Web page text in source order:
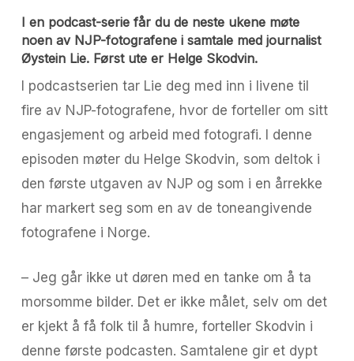
I en podcast-serie får du de neste ukene møte
noen av NJP-fotografene i samtale med journalist
Øystein Lie. Først ute er Helge Skodvin.
I podcastserien tar Lie deg med inn i livene til
fire av NJP-fotografene, hvor de forteller om sitt
engasjement og arbeid med fotografi. I denne
episoden møter du Helge Skodvin, som deltok i
den første utgaven av NJP og som i en årrekke
har markert seg som en av de toneangivende
fotografene i Norge.
– Jeg går ikke ut døren med en tanke om å ta
morsomme bilder. Det er ikke målet, selv om det
er kjekt å få folk til å humre, forteller Skodvin i
denne første podcasten. Samtalene gir et dypt